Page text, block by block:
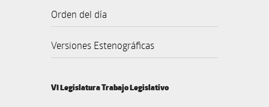
Orden del día
Versiones Estenográficas
VI Legislatura Trabajo Legislativo